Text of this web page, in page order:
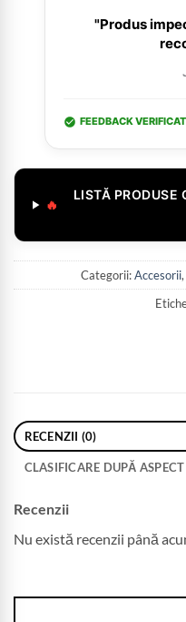
"Produs
FEEDBACK VERIFICAT
🔥
LISTĂ
Categorii:Accesorii,
RECENZII (0)
CLASIFICARE DUPĂ ASPECT
Recenzii
Nu există recenzii până